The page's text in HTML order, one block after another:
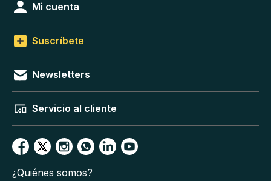
Mi cuenta
Suscríbete
Newsletters
Servicio al cliente
¿Quiénes somos?